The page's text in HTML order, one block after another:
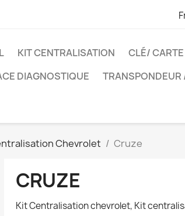
KIT CENTRALISATION CLÉ/ CARTE
DIAGNOSTIQUE
TRANSPONDEUR
Chevrolet Cruze
CRUZE
Kit Centralisation chevrolet, Kit